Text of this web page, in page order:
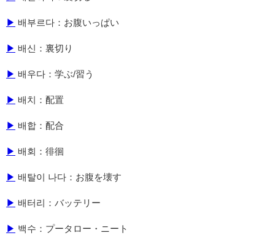
▶ 배부르다：お腹いっぱい
▶ 배신：裏切り
▶ 배우다：学ぶ/習う
▶ 배치：配置
▶ 배합：配合
▶ 배회：徘徊
▶ 배탈이 나다：お腹を壊す
▶ 배터리：バッテリー
▶ 백수：プータロー・ニート